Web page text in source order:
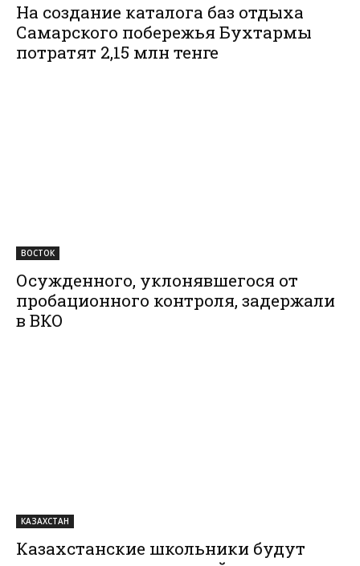
На создание каталога баз отдыха
Самарского побережья Бухтармы
потратят 2,15 млн тенге
ВОСТОК
Осужденного, уклонявшегося от
пробационного контроля, задержали
в ВКО
КАЗАХСТАН
Казахстанские школьники будут